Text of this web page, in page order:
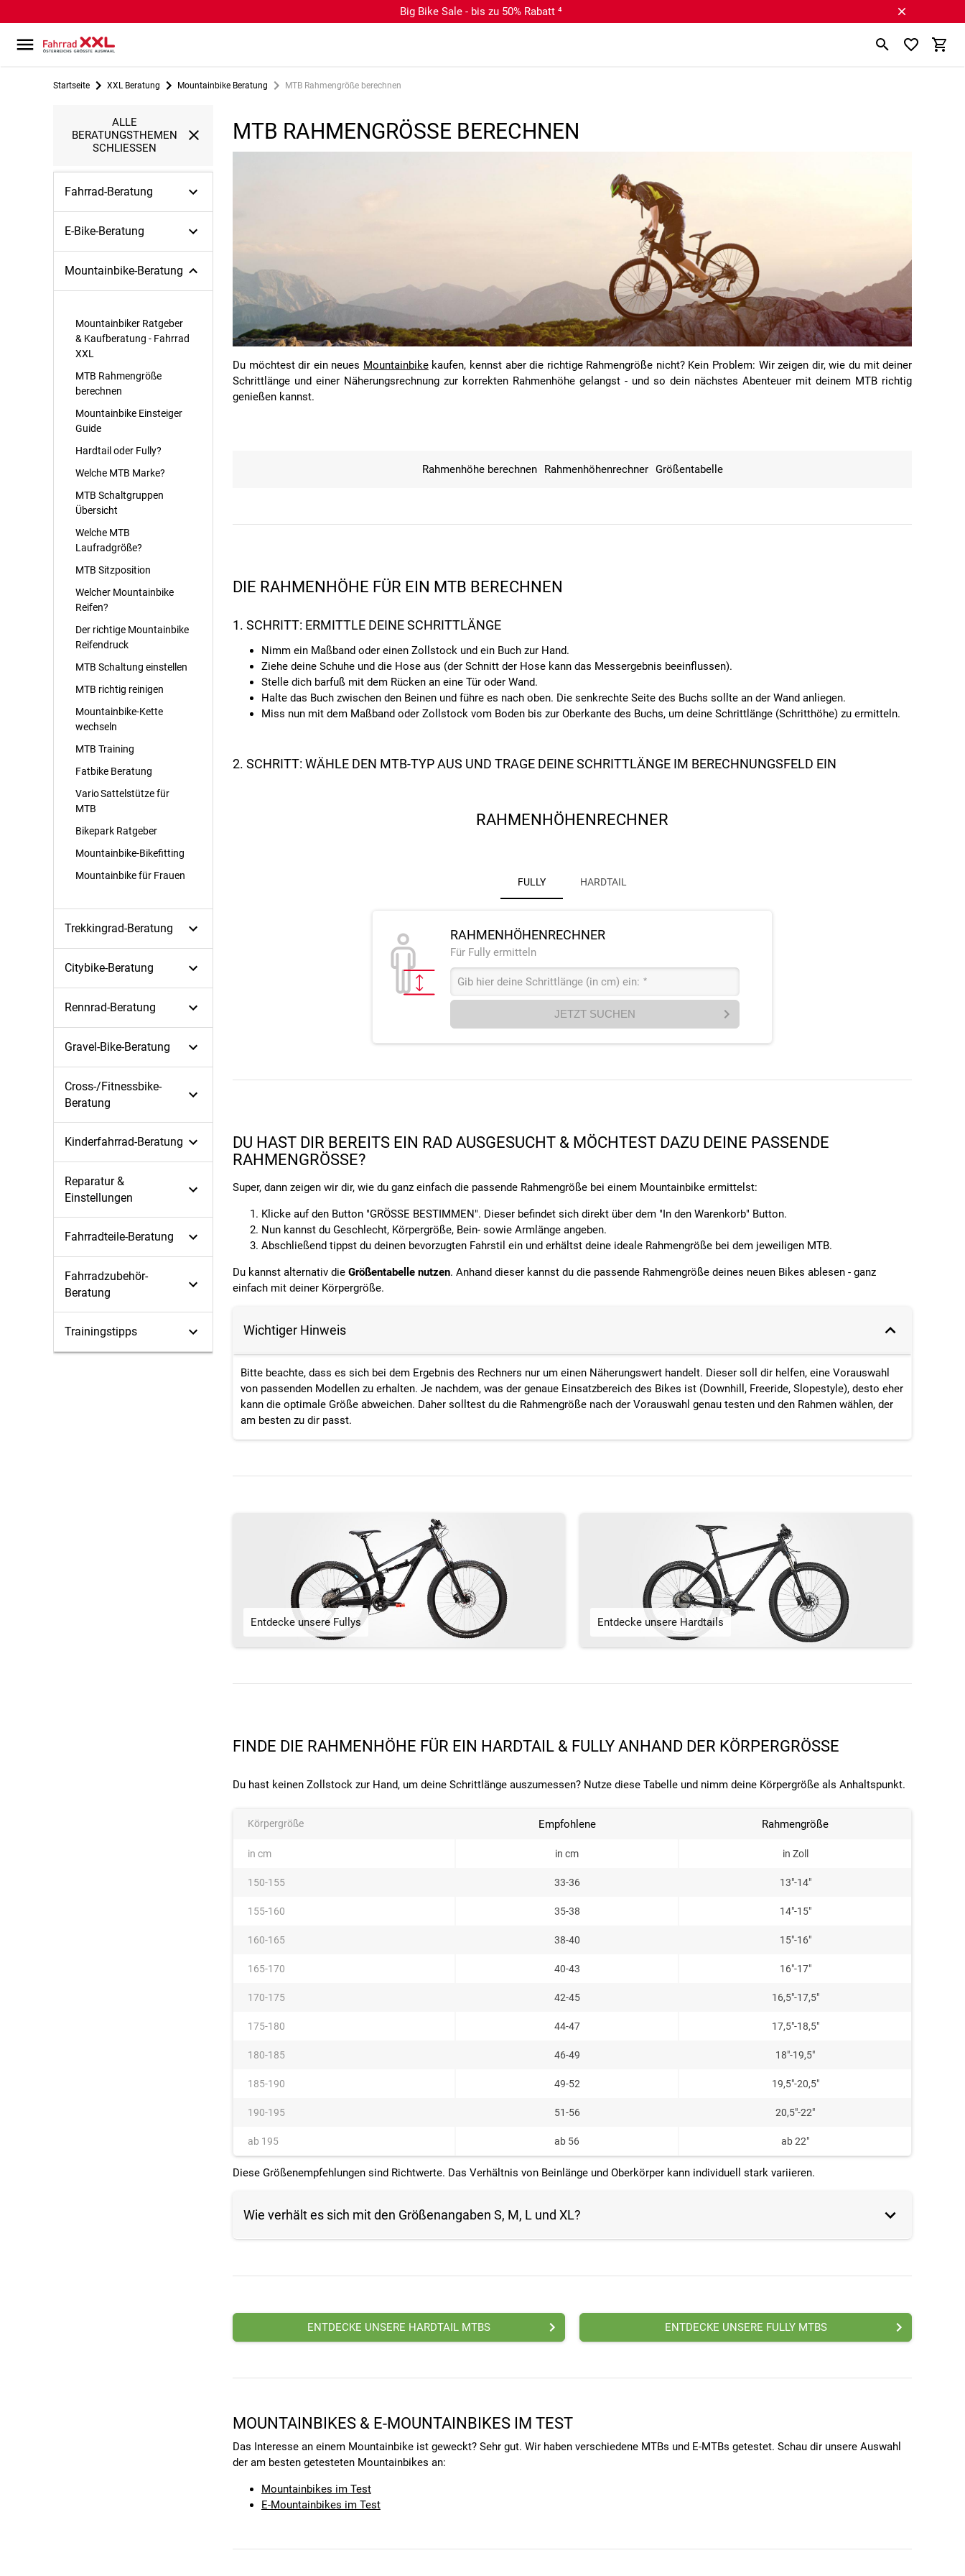
Big Bike Sale - bis zu 50% Rabatt ⁴
Startseite XXL Beratung Mountainbike Beratung MTB Rahmengröße berechnen
ALLE
BERATUNGSTHEMEN
SCHLIESSEN
Fahrrad-Beratung
E-Bike-Beratung
Mountainbike-Beratung
Mountainbiker Ratgeber
& Kaufberatung - Fahrrad
XXL
MTB Rahmengröße
berechnen
Mountainbike Einsteiger
Guide
Hardtail oder Fully?
Welche MTB Marke?
MTB Schaltgruppen
Übersicht
Welche MTB
Laufradgröße?
MTB Sitzposition
Welcher Mountainbike
Reifen?
Der richtige Mountainbike
Reifendruck
MTB Schaltung einstellen
MTB richtig reinigen
Mountainbike-Kette
wechseln
MTB Training
Fatbike Beratung
Vario Sattelstütze für
MTB
Bikepark Ratgeber
Mountainbike-Bikefitting
Mountainbike für Frauen
Trekkingrad-Beratung
Citybike-Beratung
Rennrad-Beratung
Gravel-Bike-Beratung
Cross-/Fitnessbike-
Beratung
Kinderfahrrad-Beratung
Reparatur &
Einstellungen
Fahrradteile-Beratung
Fahrradzubehör-
Beratung
Trainingstipps
MTB RAHMENGRÖSSE BERECHNEN
Du möchtest dir ein neues Mountainbikekaufen, kennst aber die richtige Rahmengröße nicht? Kein Problem: Wir zeigen dir, wie du mit deiner
Schrittlänge und einer Näherungsrechnung zur korrekten Rahmenhöhe gelangst - und so dein nächstes Abenteuer mit deinem MTB richtig
genießen kannst.
Rahmenhöhe berechnen Rahmenhöhenrechner Größentabelle
DIE RAHMENHÖHE FÜR EIN MTB BERECHNEN
1. SCHRITT: ERMITTLE DEINE SCHRITTLÄNGE
Nimm ein Maßband oder einen Zollstock und ein Buch zur Hand.
Ziehe deine Schuhe und die Hose aus (der Schnitt der Hose kann das Messergebnis beeinflussen).
Stelle dich barfuß mit dem Rücken an eine Tür oder Wand.
Halte das Buch zwischen den Beinen und führe es nach oben. Die senkrechte Seite des Buchs sollte an der Wand anliegen.
Miss nun mit dem Maßband oder Zollstock vom Boden bis zur Oberkante des Buchs, um deine Schrittlänge (Schritthöhe) zu ermitteln.
2. SCHRITT: WÄHLE DEN MTB-TYP AUS UND TRAGE DEINE SCHRITTLÄNGE IM BERECHNUNGSFELD EIN
RAHMENHÖHENRECHNER
FULLY HARDTAIL
RAHMENHÖHENRECHNER
Für Fully ermitteln
Gib hier deine Schrittlänge (in cm) ein: *
JETZT SUCHEN
DU HAST DIR BEREITS EIN RAD AUSGESUCHT & MÖCHTEST DAZU DEINE PASSENDE
RAHMENGRÖSSE?
Super, dann zeigen wir dir, wie du ganz einfach die passende Rahmengröße bei einem Mountainbike ermittelst:
Klicke auf den Button "GRÖSSE BESTIMMEN". Dieser befindet sich direkt über dem "In den Warenkorb" Button.
Nun kannst du Geschlecht, Körpergröße, Bein- sowie Armlänge angeben.
Abschließend tippst du deinen bevorzugten Fahrstil ein und erhältst deine ideale Rahmengröße bei dem jeweiligen MTB.
Du kannst alternativ die Größentabelle nutzen. Anhand dieser kannst du die passende Rahmengröße deines neuen Bikes ablesen - ganz
einfach mit deiner Körpergröße.
Wichtiger Hinweis
Bitte beachte, dass es sichbei dem Ergebnis des Rechners nur um einen Näherungswert handelt. Dieser soll dir helfen, eine Vorauswahl
von passenden Modellen zu erhalten. Je nachdem, was dergenaue Einsatzbereichdes Bikes ist (Downhill, Freeride, Slopestyle), desto eher
kann die optimale Größe abweichen. Daher solltest dudie Rahmengröße nachder Vorauswahl genau testen und den Rahmen wählen, der
am besten zu dir passt.
Entdecke unsere Fullys Entdecke unsere Hardtails
FINDE DIE RAHMENHÖHE FÜR EIN HARDTAIL & FULLY ANHAND DER KÖRPERGRÖSSE
Du hast keinen Zollstock zur Hand, um deine Schrittlänge auszumessen? Nutze diese Tabelle und nimm deine Körpergröße als Anhaltspunkt.
Körpergröße Empfohlene Rahmengröße
in cm in cm in Zoll
150-155 33-36 13"-14"
155-160 35-38 14"-15"
160-165 38-40 15"-16"
165-170 40-43 16"-17"
170-175 42-45 16,5"-17,5"
175-180 44-47 17,5"-18,5"
180-185 46-49 18"-19,5"
185-190 49-52 19,5"-20,5"
190-195 51-56 20,5"-22"
ab 195 ab 56 ab 22"
Diese Größenempfehlungen sind Richtwerte. Das Verhältnis von Beinlänge und Oberkörper kann individuell stark variieren.
Wie verhält es sich mit den Größenangaben S, M, L und XL?
ENTDECKE UNSERE HARDTAIL MTBS ENTDECKE UNSERE FULLY MTBS
MOUNTAINBIKES & E-MOUNTAINBIKES IM TEST
Das Interesse an einem Mountainbike ist geweckt? Sehr gut. Wir haben verschiedene MTBs und E-MTBs getestet. Schau dir unsere Auswahl
der am besten getesteten Mountainbikes an:
Mountainbikes im Test
E-Mountainbikes im Test